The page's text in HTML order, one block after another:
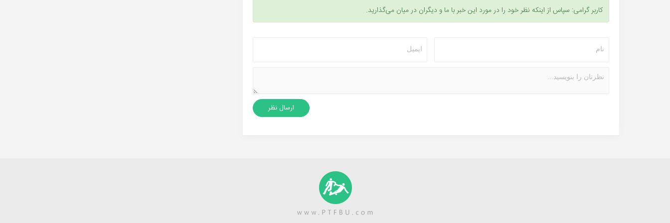
کاربر گرامی: سپاس از اینکه نظر خود را در مورد این خبر با ما و دیگران در میان می‌گذارید.